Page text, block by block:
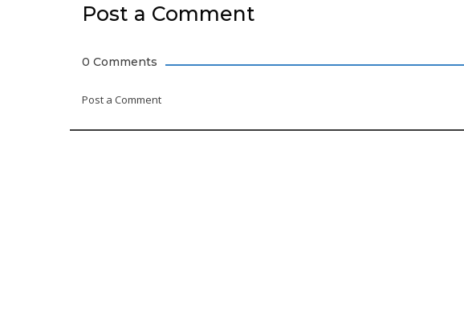
Post a Comment
0 Comments
Post a Comment